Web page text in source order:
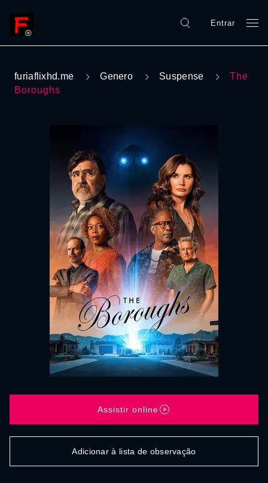
Entrar
furiaflixhd.me Genero Suspense
The
Boroughs
Assistir online
Adicionar à lista de observação